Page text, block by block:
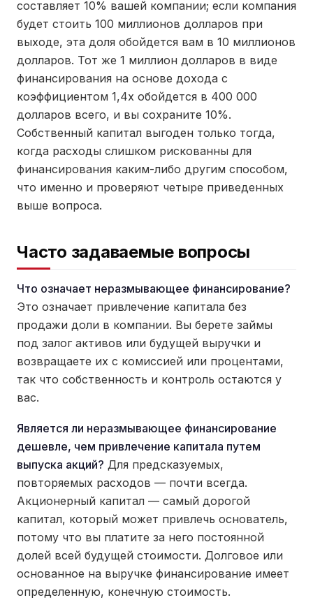
составляет 10% вашей компании; если компания
будет стоить 100 миллионов долларов при
выходе, эта доля обойдется вам в 10 миллионов
долларов. Тот же 1 миллион долларов в виде
финансирования на основе дохода с
коэффициентом 1,4x обойдется в 400 000
долларов всего, и вы сохраните 10%.
Собственный капитал выгоден только тогда,
когда расходы слишком рискованны для
финансирования каким-либо другим способом,
что именно и проверяют четыре приведенных
выше вопроса.
Часто задаваемые вопросы
Что означает неразмывающее финансирование?
Это означает привлечение капитала без
продажи доли в компании. Вы берете займы
под залог активов или будущей выручки и
возвращаете их с комиссией или процентами,
так что собственность и контроль остаются у
вас.
Является ли неразмывающее финансирование
дешевле, чем привлечение капитала путем
выпуска акций? Для предсказуемых,
повторяемых расходов — почти всегда.
Акционерный капитал — самый дорогой
капитал, который может привлечь основатель,
потому что вы платите за него постоянной
долей всей будущей стоимости. Долговое или
основанное на выручке финансирование имеет
определенную, конечную стоимость.